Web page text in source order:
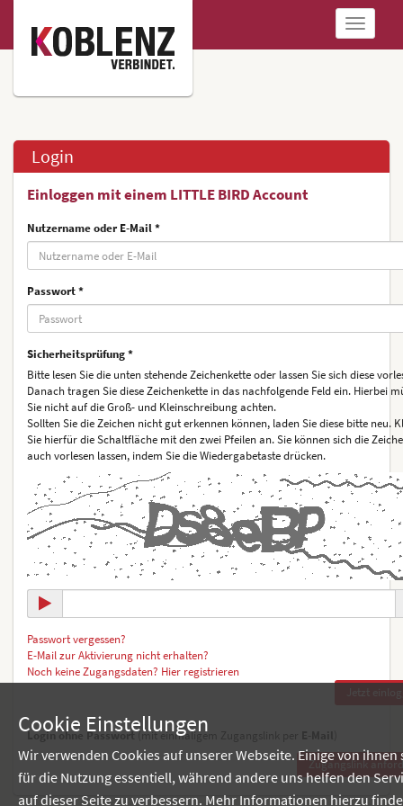
anzeigen
Login
Einloggen mit einem LITTLE BIRD Account
Nutzername oder E-Mail *
Passwort *
Sicherheitsprüfung *
Bitte lesen Sie die unten stehende Zeichenkette oder lassen Sie sich diese
Danach tragen Sie diese Zeichenkette in das nachfolgende Feld ein. Hierbei
Sie nicht auf die Groß- und Kleinschreibung achten.
Sollten Sie die Zeichen nicht gut erkennen können, laden Sie diese bitte neu.
Sie hierfür die Schaltfläche mit den zwei Pfeilen an. Sie können sich die
auch vorlesen lassen, indem Sie die Wiedergabetaste drücken.
Passwort vergessen?
E-Mail zur Aktivierung nicht erhalten?
Noch keine Zugangsdaten? Hier registrieren
Login ohne Passwort(mit einmaligem Zugangslink per
Cookie Einstellungen
Wir verwenden Cookies auf unserer Webseite. Einige von ihnen
für die Nutzung essentiell, während andere uns helfen den
auf dieser Seite zu verbessern. Mehr Informationen hierzu